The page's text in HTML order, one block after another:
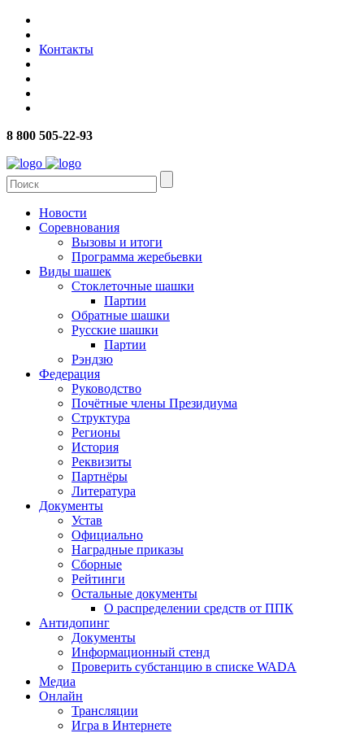
Контакты
8 800 505-22-93
Новости
Соревнования
Вызовы и итоги
Программа жеребьевки
Виды шашек
Стоклеточные шашки
Партии
Обратные шашки
Русские шашки
Партии
Рэндзю
Федерация
Руководство
Почётные члены Президиума
Структура
Регионы
История
Реквизиты
Партнёры
Литература
Документы
Устав
Официально
Наградные приказы
Сборные
Рейтинги
Остальные документы
О распределении средств от ППК
Антидопинг
Документы
Информационный стенд
Проверить субстанцию в списке WADA
Медиа
Онлайн
Трансляции
Игра в Интернете